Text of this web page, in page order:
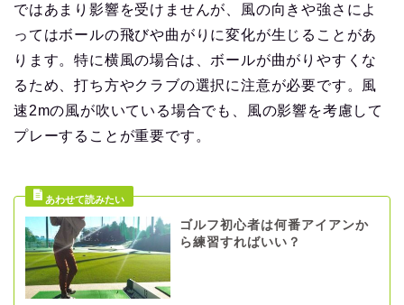
ではあまり影響を受けませんが、風の向きや強さによ
ってはボールの飛びや曲がりに変化が生じることがあ
ります。特に横風の場合は、ボールが曲がりやすくな
るため、打ち方やクラブの選択に注意が必要です。風
速2mの風が吹いている場合でも、風の影響を考慮して
プレーすることが重要です。
ゴルフ初心者は何番アイアンか
ら練習すればいい？